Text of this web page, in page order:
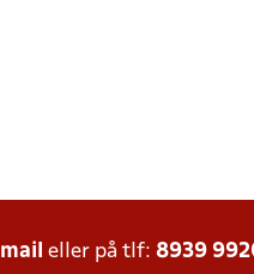
mail eller på tlf: 8939